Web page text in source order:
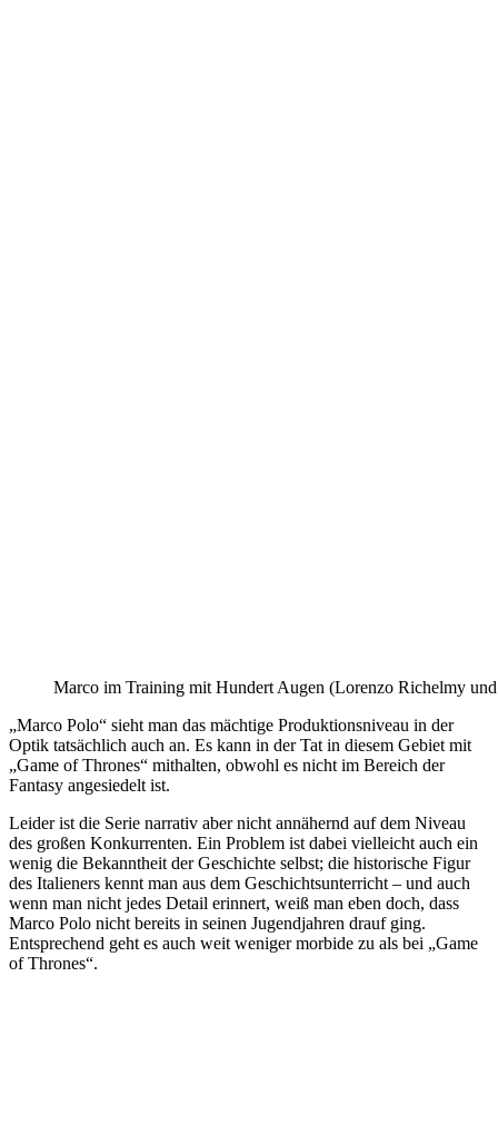
Marco im Training mit Hundert Augen (Lorenzo Richelmy
„Marco Polo“ sieht man das mächtige Produktionsniveau in der
Optik tatsächlich auch an. Es kann in der Tat in diesem Gebiet mit
„Game of Thrones“ mithalten, obwohl es nicht im Bereich der
Fantasy angesiedelt ist.
Leider ist die Serie narrativ aber nicht annähernd auf dem Niveau
des großen Konkurrenten. Ein Problem ist dabei vielleicht auch ein
wenig die Bekanntheit der Geschichte selbst; die historische Figur
des Italieners kennt man aus dem Geschichtsunterricht – und auch
wenn man nicht jedes Detail erinnert, weiß man eben doch, dass
Marco Polo nicht bereits in seinen Jugendjahren drauf ging.
Entsprechend geht es auch weit weniger morbide zu als bei „Game
of Thrones“.